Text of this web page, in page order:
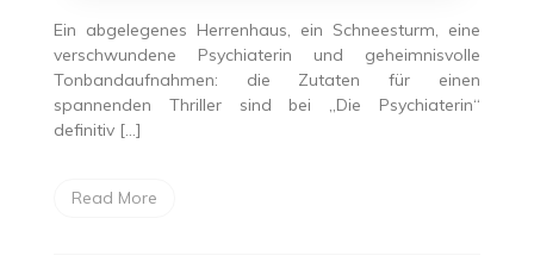
Ein abgelegenes Herrenhaus, ein Schneesturm, eine
verschwundene Psychiaterin und geheimnisvolle
Tonbandaufnahmen: die Zutaten für einen
spannenden Thriller sind bei „Die Psychiaterin“
definitiv […]
Read More